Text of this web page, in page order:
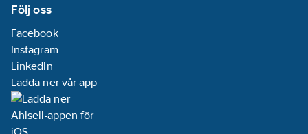
online, synkroniseras
direkt till testaren och
därefter laddas upp till
molnet. Testresultaten
sparas centralt och
kan skrivas ut som
professionella PDF-
rapporter, vilket
Följ oss
Facebook
Instagram
LinkedIn
Ladda ner vår app